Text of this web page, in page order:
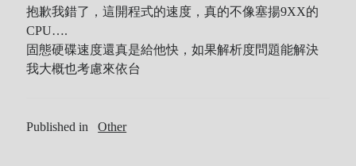
抱歉我錯了，這開程式的速度，真的不像塞揚9XX的
CPU….
固態硬碟速度還真是給他快，如果解析度問題能解決
我大概也考慮來依台
Published in Other